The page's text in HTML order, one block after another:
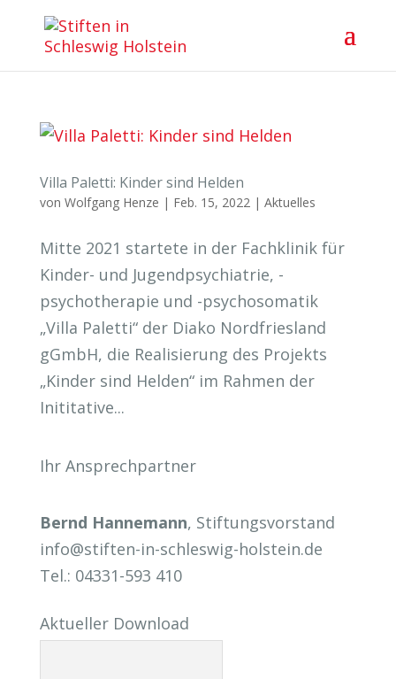
Villa Paletti: Kinder sind Helden
von Wolfgang Henze | Feb. 15, 2022| Aktuelles
Mitte 2021 startete in der Fachklinik für
Kinder- und Jugendpsychiatrie, -
psychotherapie und -psychosomatik
„Villa Paletti“ der Diako Nordfriesland
gGmbH, die Realisierung des Projekts
„Kinder sind Helden“ im Rahmen der
Inititative...
Ihr Ansprechpartner
Bernd Hannemann, Stiftungsvorstand
info@stiften-in-schleswig-holstein.de
Tel.: 04331-593 410
Aktueller Download